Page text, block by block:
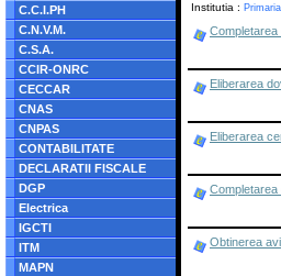
C.C.I.PH
C.N.V.M.
C.S.A.
CCIR-ONRC
CECCAR
CNAS
CNPAS
CONTABILITATE
DECLARATII FISCALE
DGP
Electrica
IGCTI
ITM
MAPN
Institutia :
Completarea
Eliberarea
Eliberarea
Completarea
Obtinerea